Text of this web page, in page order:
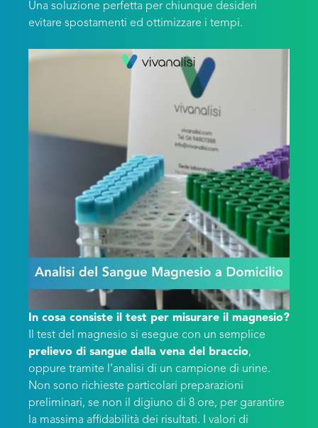
Una soluzione perfetta per chiunque desideri
evitare spostamenti ed ottimizzare i tempi.
In cosa consiste il test per misurare il magnesio?
Il test del magnesio si esegue con un semplice
prelievo di sangue dalla vena del braccio,
oppure tramite l’analisi di un campione di urine.
Non sono richieste particolari preparazioni
preliminari, se non il digiuno di 8 ore, per garantire
la massima affidabilità dei risultati. I valori di